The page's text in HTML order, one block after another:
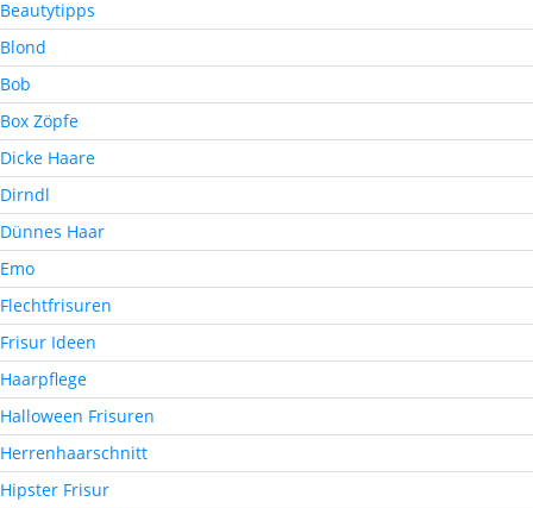
Beautytipps
Blond
Bob
Box Zöpfe
Dicke Haare
Dirndl
Dünnes Haar
Emo
Flechtfrisuren
Frisur Ideen
Haarpflege
Halloween Frisuren
Herrenhaarschnitt
Hipster Frisur